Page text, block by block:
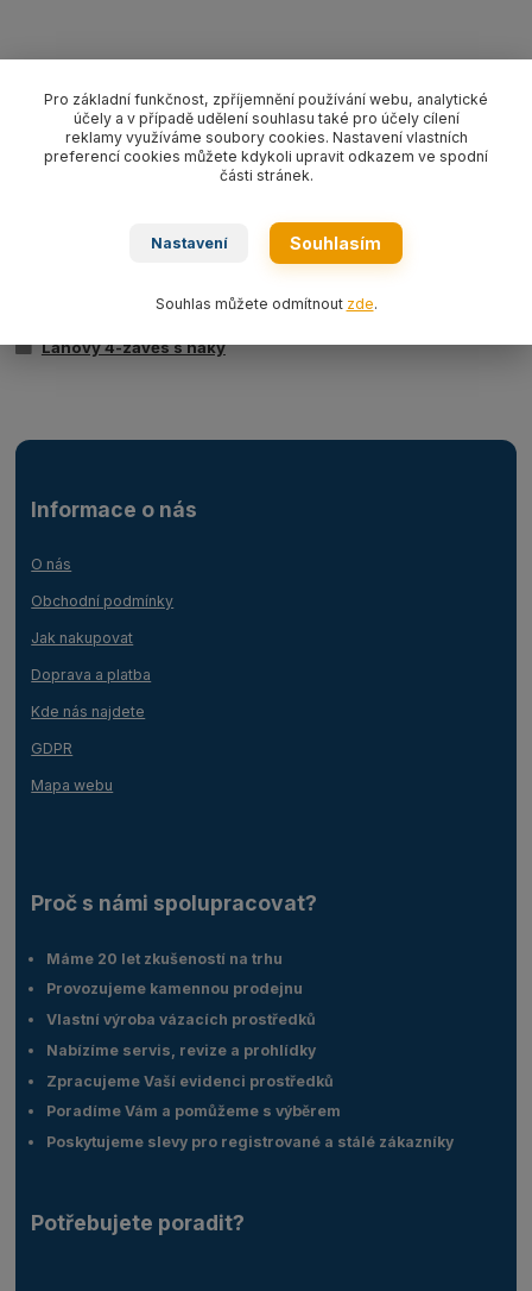
Kompletní specifikace
Lanový 4-závěs s háky s pojistkou pr. 18 mm/délka L dle
výběru, nosnost 7200/5200 kg (0-45°/45-60°). Provedení dle
Zboží zařazeno v kategoriích
Lanový 4-závěs s háky
Informace o nás
O nás
Obchodní podmínky
Jak nakupovat
Doprava a platba
Kde nás najdete
GDPR
Mapa webu
Proč s námi spolupracovat?
Máme 20 let zkušeností na trhu
Provozujeme kamennou prodejnu
Vlastní výroba vázacích prostředků
Nabízíme servis, revize a prohlídky
Zpracujeme Vaší evidenci prostředků
Poradíme Vám a pomůžeme s výběrem
Poskytujeme slevy pro registrované a stálé zákazníky
Potřebujete poradit?
Pro základní funkčnost, zpříjemnění používání webu, analytické
účely a v případě udělení souhlasu také pro účely cílení
reklamy využíváme soubory cookies. Nastavení vlastních
preferencí cookies můžete kdykoli upravit odkazem ve spodní
části stránek.
Nastavení Souhlasím
Souhlas můžete odmítnout zde.